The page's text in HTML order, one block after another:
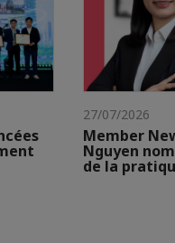
27/07/2026
Member
Nguyen
de la